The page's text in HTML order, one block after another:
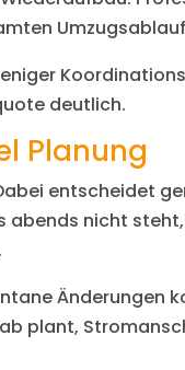
deutlich.
Planung
entscheidet
abends nicht
Änderungen
plant,